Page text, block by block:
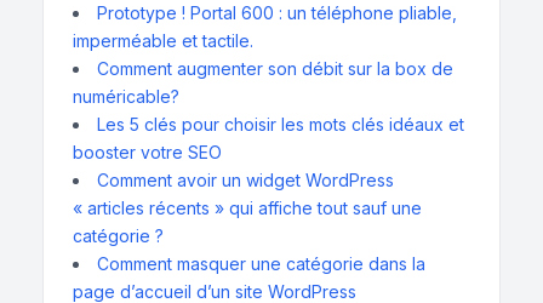
Prototype ! Portal 600 : un téléphone pliable,
imperméable et tactile.
Comment augmenter son débit sur la box de
numéricable?
Les 5 clés pour choisir les mots clés idéaux et
booster votre SEO
Comment avoir un widget WordPress
« articles récents » qui affiche tout sauf une
catégorie ?
Comment masquer une catégorie dans la
page d’accueil d’un site WordPress